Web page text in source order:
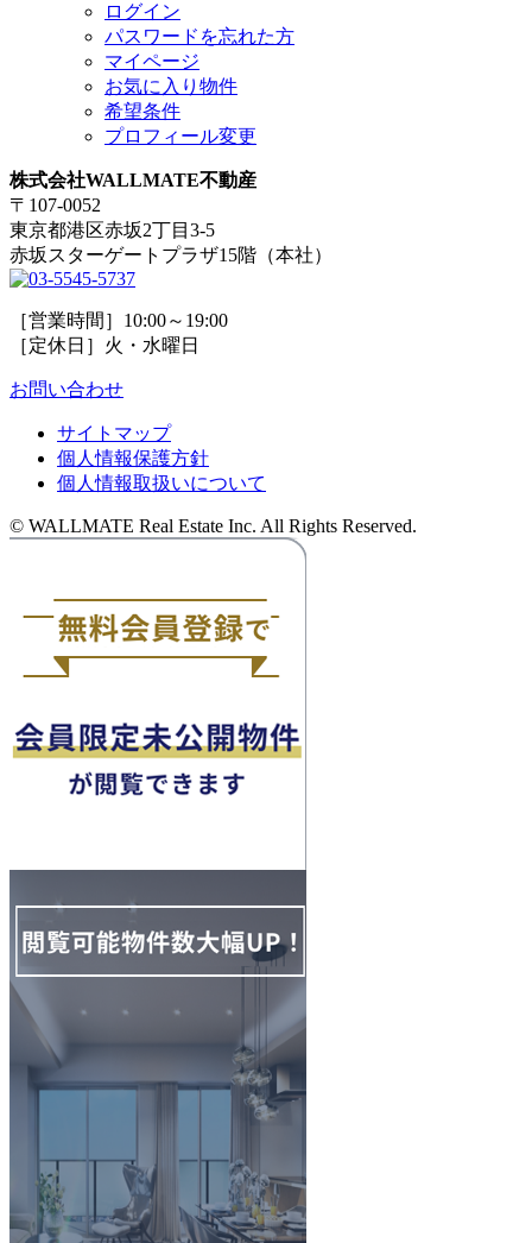
ログイン
パスワードを忘れた方
マイページ
お気に入り物件
希望条件
プロフィール変更
株式会社WALLMATE不動産
〒107-0052
東京都港区赤坂2丁目3-5
赤坂スターゲートプラザ15階（本社）
［営業時間］10:00～19:00
［定休日］火・水曜日
お問い合わせ
サイトマップ
個人情報保護方針
個人情報取扱いについて
© WALLMATE Real Estate Inc. All Rights Reserved.